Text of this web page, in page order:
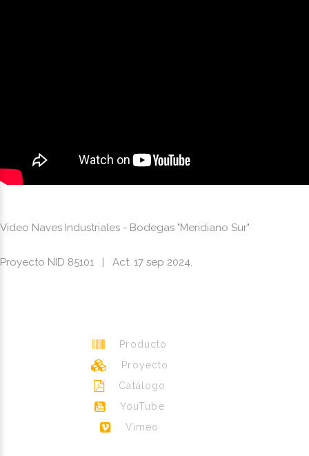
Video Naves Industriales - Bodegas "Meridiano Sur"
Proyecto NID 85101 | Act. 17 sep 2024.
Producto
Proyecto
Catálogo
YouTube
Vimeo